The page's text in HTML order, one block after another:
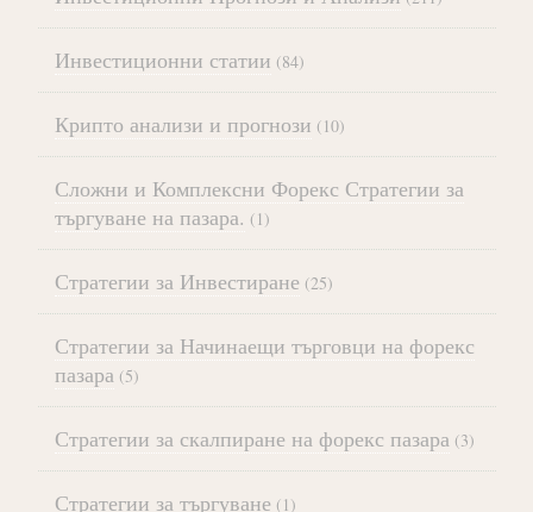
Инвестиционни статии (84)
Крипто анализи и прогнози (10)
Сложни и Комплексни Форекс Стратегии за
търгуване на пазара. (1)
Стратегии за Инвестиране (25)
Стратегии за Начинаещи търговци на форекс
пазара (5)
Стратегии за скалпиране на форекс пазара (3)
Стратегии за търгуване (1)